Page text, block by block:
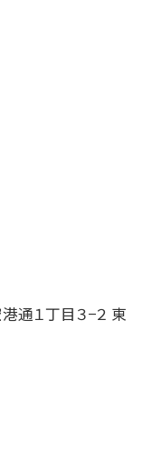
通１丁目３−２ 東